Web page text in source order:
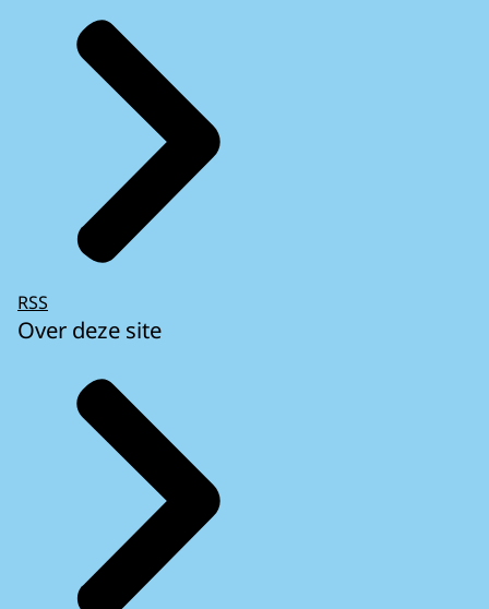
RSS
Over deze site